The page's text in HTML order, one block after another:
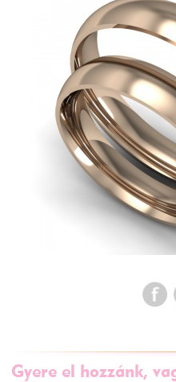
Gyere el hozzánk,